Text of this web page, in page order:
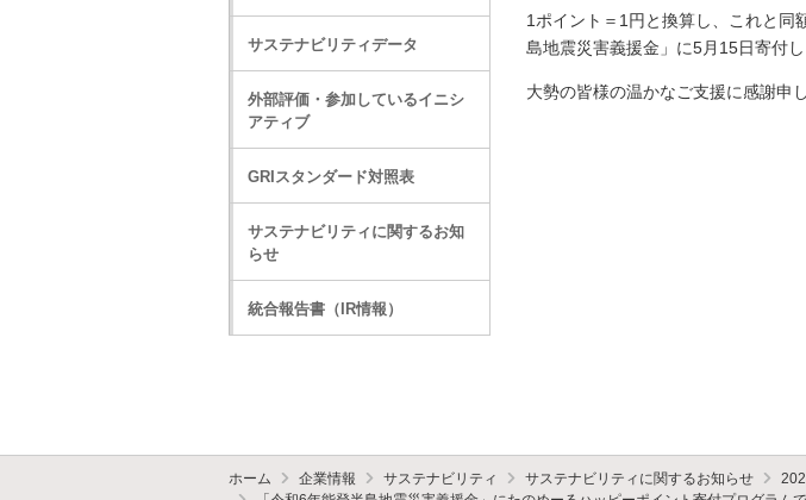
1ポイント＝1円と換算し、これと同
島地震災害義援金」に5月15日寄付し
大勢の皆様の温かなご支援に感謝申
サステナビリティデータ
外部評価・参加しているイニシ
アティブ
GRIスタンダード対照表
サステナビリティに関するお知
らせ
統合報告書（IR情報）
ホーム 企業情報 サステナビリティ サステナビリティに関するお知らせ